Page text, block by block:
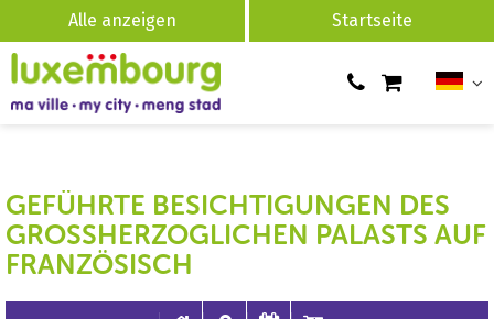
Alle anzeigen Startseite
GEFÜHRTE BESICHTIGUNGEN DES
GROSSHERZOGLICHEN PALASTS AUF F
RANZÖSISCH